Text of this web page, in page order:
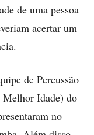
de uma pessoa
acertar um
de Percussão
Idade) do
no